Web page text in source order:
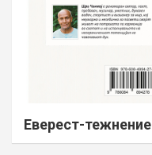
Еверест-тежнение